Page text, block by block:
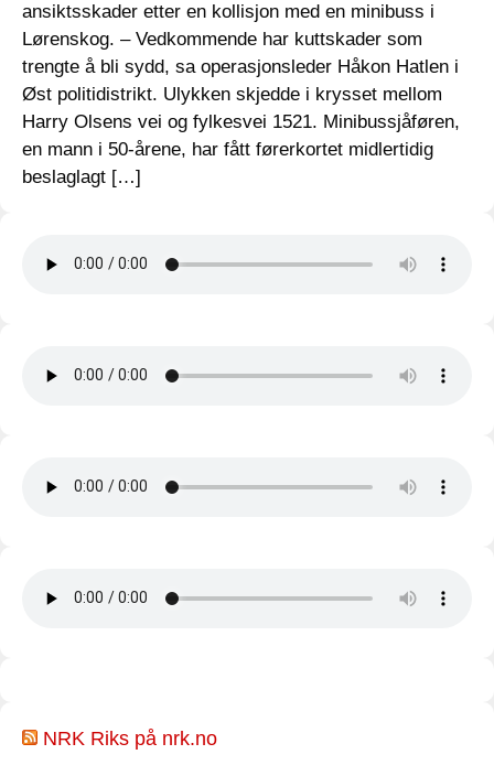
ansiktsskader etter en kollisjon med en minibuss i
Lørenskog. – Vedkommende har kuttskader som
trengte å bli sydd, sa operasjonsleder Håkon Hatlen i
Øst politidistrikt. Ulykken skjedde i krysset mellom
Harry Olsens vei og fylkesvei 1521. Minibussjåføren,
en mann i 50-årene, har fått førerkortet midlertidig
beslaglagt […]
NRK Riks på nrk.no